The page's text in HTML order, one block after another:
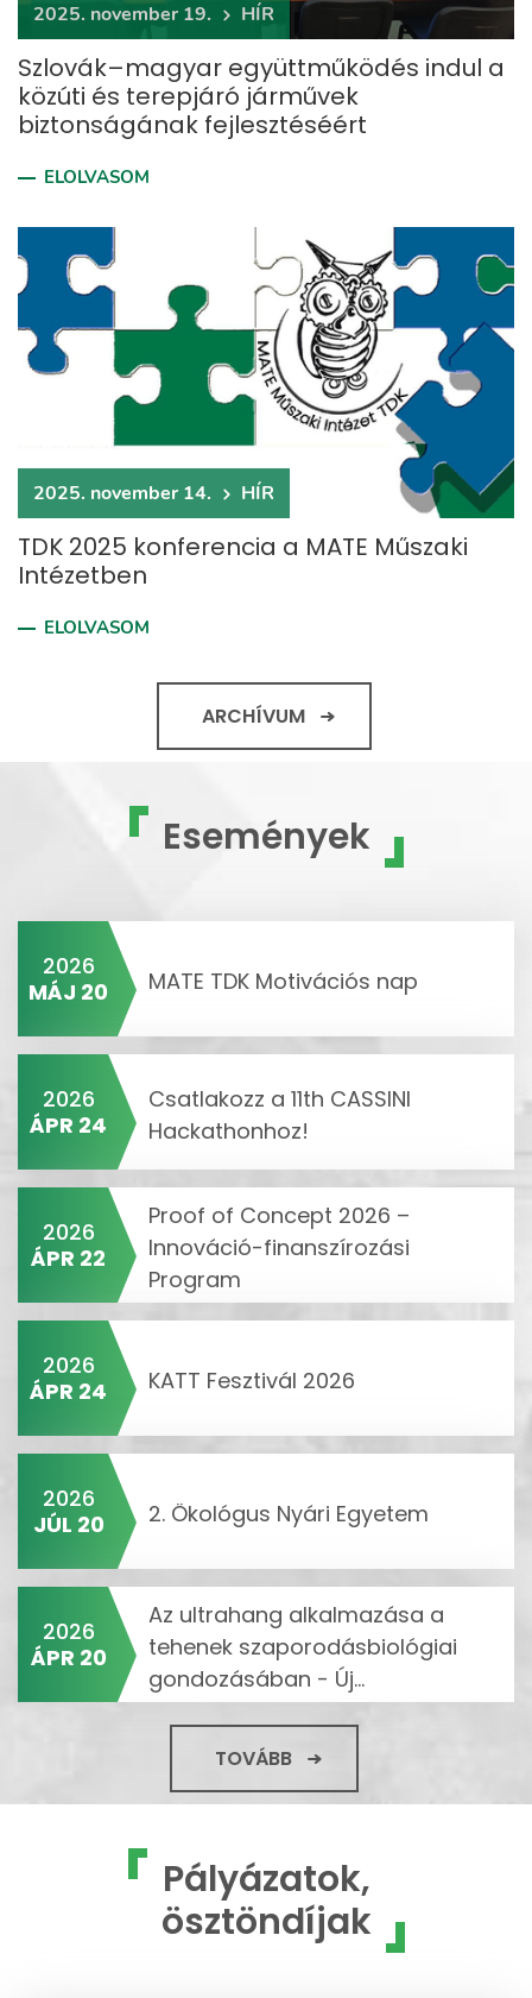
2025. november 19. HÍR
Szlovák–magyar együttműködés indul a
közúti és terepjáró járművek
biztonságának fejlesztéséért
ELOLVASOM
2025. november 14. HÍR
TDK 2025 konferencia a MATE Műszaki
Intézetben
ELOLVASOM
ARCHÍVUM
Események
2026
MÁJ 20
MATE TDK Motivációs nap
2026
ÁPR 24
Csatlakozz a 11th CASSINI
Hackathonhoz!
2026
ÁPR 22
Proof of Concept 2026 –
Innováció-finanszírozási
Program
2026
ÁPR 24
KATT Fesztivál 2026
2026
JÚL 20
2. Ökológus Nyári Egyetem
2026
ÁPR 20
Az ultrahang alkalmazása a
tehenek szaporodásbiológiai
gondozásában - Új...
TOVÁBB
Pályázatok,
ösztöndíjak